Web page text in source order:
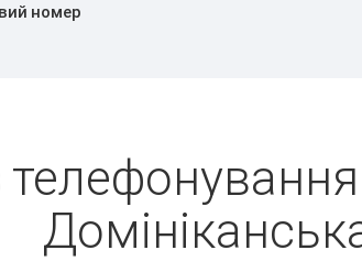
номер